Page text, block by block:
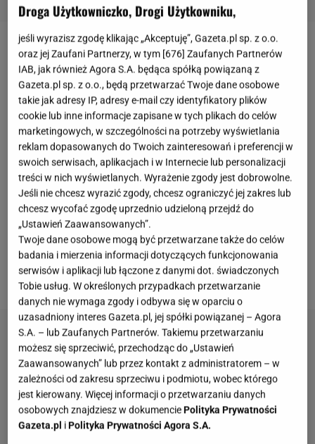
Za nami półfinał "Tańca z gwiazdami". Tym razem w
jury zabrakłoEwy Kasprzyk. Aktorka w trakcie emisji
programu przebywała w Los Angeles, w związku ze
swoimi zobowiązaniami zawodowymi.W jej
zastępstwie na jurorskim stołku zasiadła
Małgorzata Socha, która doskonale sprawdziła się w
tej roli. W odcinku zmierzyły się ze sobą cztery pary,
Julia Żugaj i Wojciech Kucina, Majka Jeżowska i
Michał Danilczuk,Maciej Zakościelnyi Sara Janicka
oraz Vanessa Aleksander i Michał Bartkiewicz.Tym
razem z programem pożegnała się Majka
Jeżowska. Widzowie nie kryli rozżalenia.
Droga Użytkowniczko, Drogi Użytkowniku,
jeśli wyrazisz zgodę klikając „Akceptuję”, Gazeta.pl sp. z o.o.
oraz jej Zaufani Partnerzy, w tym [676] Zaufanych Partnerów
IAB, jak również Agora S.A. będąca spółką powiązaną z
Gazeta.pl sp. z o.o., będą przetwarzać Twoje dane osobowe
takie jak adresy IP, adresy e-mail czy identyfikatory plików
cookie lub inne informacje zapisane w tych plikach do celów
marketingowych, w szczególności na potrzeby wyświetlania
reklam dopasowanych do Twoich zainteresowań i preferencji w
swoich serwisach, aplikacjach i w Internecie lub personalizacji
treści w nich wyświetlanych. Wyrażenie zgody jest dobrowolne.
Jeśli nie chcesz wyrazić zgody, chcesz ograniczyć jej zakres lub
chcesz wycofać zgodę uprzednio udzieloną przejdź do
„Ustawień Zaawansowanych”.
Twoje dane osobowe mogą być przetwarzane także do celów
badania i mierzenia informacji dotyczących funkcjonowania
serwisów i aplikacji lub łączone z danymi dot. świadczonych
Tobie usług. W określonych przypadkach przetwarzanie
danych nie wymaga zgody i odbywa się w oparciu o
uzasadniony interes Gazeta.pl, jej spółki powiązanej – Agora
S.A. – lub Zaufanych Partnerów. Takiemu przetwarzaniu
możesz się sprzeciwić, przechodząc do „Ustawień
Zaawansowanych” lub przez kontakt z administratorem – w
zależności od zakresu sprzeciwu i podmiotu, wobec którego
jest kierowany. Więcej informacji o przetwarzaniu danych
osobowych znajdziesz w dokumenciePolityka Prywatności
Gazeta.pl iPolityka Prywatności Agora S.A.